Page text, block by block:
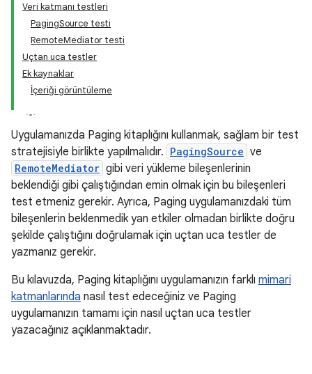
Veri katmanı testleri
PagingSource testi
RemoteMediator testi
Uçtan uca testler
Ek kaynaklar
İçeriği görüntüleme
Uygulamanızda Paging kitaplığını kullanmak, sağlam bir test
stratejisiyle birlikte yapılmalıdır. PagingSource ve
RemoteMediator gibi veri yükleme bileşenlerinin
beklendiği gibi çalıştığından emin olmak için bu bileşenleri
test etmeniz gerekir. Ayrıca, Paging uygulamanızdaki tüm
bileşenlerin beklenmedik yan etkiler olmadan birlikte doğru
şekilde çalıştığını doğrulamak için uçtan uca testler de
yazmanız gerekir.
Bu kılavuzda, Paging kitaplığını uygulamanızın farklı mimari
katmanlarında nasıl test edeceğiniz ve Paging
uygulamanızın tamamı için nasıl uçtan uca testler
yazacağınız açıklanmaktadır.